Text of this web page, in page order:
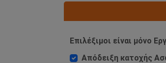
Επιλέξιμοι είναι μόνο
Απόδειξη κατοχής